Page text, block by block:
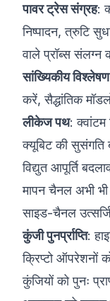
पावर ट्रेस संग्रह:
निष्पादन, त्रुटि
वाले प्रॉब्स संलग्न
सांख्यिकीय विश्लेषण
करें, सैद्धांतिक
लीकेज पथ: क्वांटम
क्यूबिट की सुसंगति
विद्युत आपूर्ति
मापन चैनल अभी
साइड-चैनल
कुंजी पुनर्प्राप्ति:
क्रिप्टो ऑपरेशनों
कुंजियों को पुनः